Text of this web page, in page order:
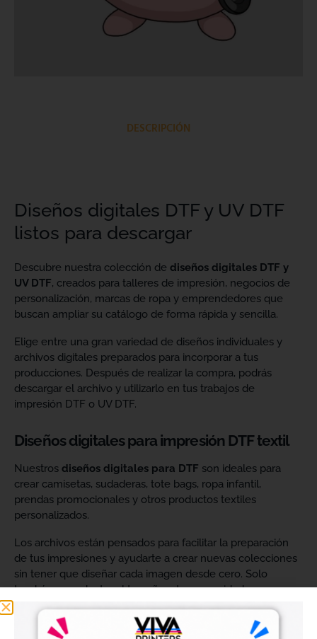
DESCRIPCIÓN
Diseños digitales DTF y UV DTF
listos para descargar
Descubre nuestra colección de diseños digitales DTF y
UV DTF, creados para talleres de impresión, negocios de
personalización, marcas de ropa y emprendedores que
buscan ampliar su catálogo de forma rápida y sencilla.
Elige entre una gran variedad de diseños individuales y
archivos digitales preparados para incorporar a tus
producciones. Después de realizar la compra, podrás
descargar el archivo y utilizarlo en tus trabajos de
impresión DTF o UV DTF.
Diseños digitales para impresión DTF textil
Nuestros diseños digitales para DTF son ideales para
crear camisetas, sudaderas, tote bags, ropa infantil,
prendas promocionales y otros productos textiles
personalizados.
Los archivos están pensados para facilitar la preparación
de tus impresiones y ayudarte a crear nuevas colecciones
sin tener que diseñar cada imagen desde cero. Solo
tendrás que adaptar el tamaño a tus necesidades, preparar
el archivo en tu programa de impresión y producirlo con tu
maquinaria DTF.